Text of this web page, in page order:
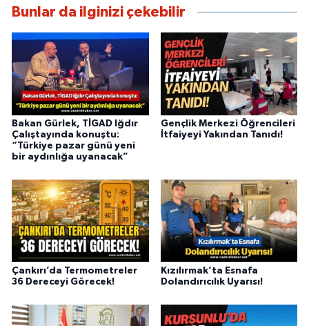
Bunlar da ilginizi çekebilir
Bakan Gürlek, TİGAD Iğdır
Çalıştayında konuştu:
“Türkiye pazar günü yeni
bir aydınlığa uyanacak”
Gençlik Merkezi Öğrencileri
İtfaiyeyi Yakından Tanıdı!
Çankırı’da Termometreler
36 Dereceyi Görecek!
Kızılırmak’ta Esnafa
Dolandırıcılık Uyarısı!